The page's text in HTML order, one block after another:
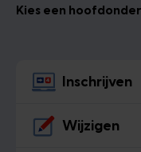
Kies een
Inschrijven
Wijzigen